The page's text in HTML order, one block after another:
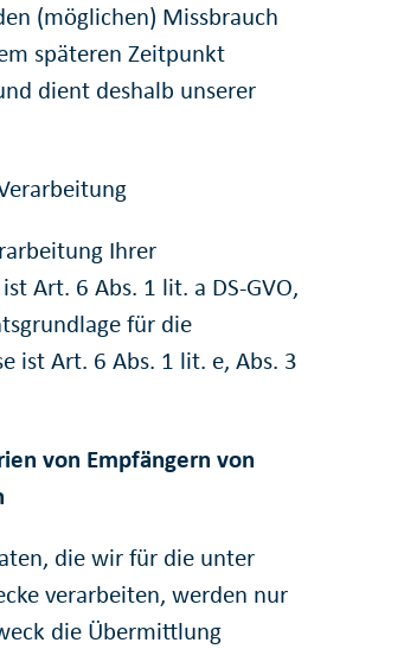
(möglichen) Missbrauch
späteren Zeitpunkt
dient deshalb unserer
Ihrer
Art. 6 Abs. 1 lit. a DS-GVO,
für die
ist Art. 6 Abs. 1 lit. e, Abs. 3
von Empfängern von
die wir für die unter
verarbeiten, werden nur
die Übermittlung